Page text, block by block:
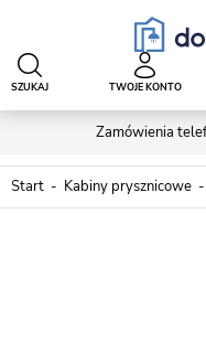
Zamówienia
SZUKAJ TWOJE KONTO
Start Kabiny prysznicowe